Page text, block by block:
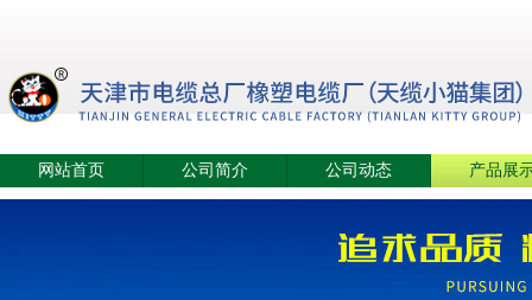
网站首页 公司简介 公司动态 产品展